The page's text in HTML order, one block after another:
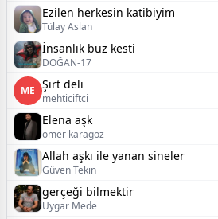
Ezilen herkesin katibiyim
Tülay Aslan
İnsanlık buz kesti
DOĞAN-17
ME Şirt deli
mehticiftci
Elena aşk
ömer karagöz
Allah aşkı ile yanan sineler
Güven Tekin
‎gerçeği bilmektir
Uygar Mede